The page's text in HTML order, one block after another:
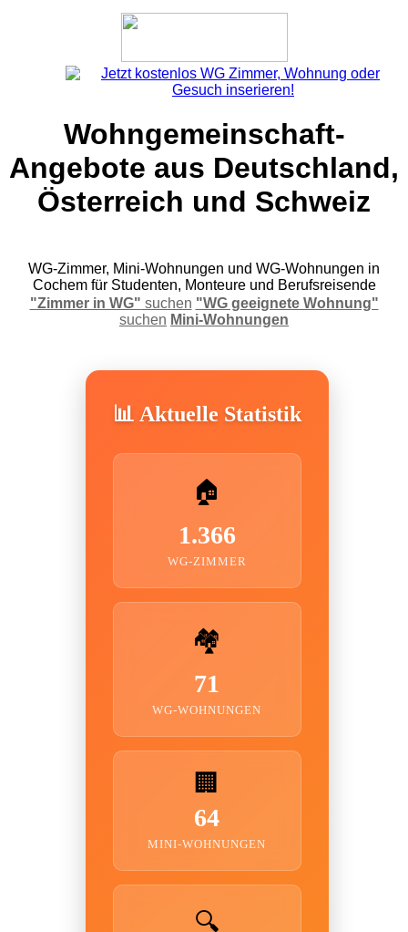
Wohngemeinschaft-
Angebote aus Deutschland,
Österreich und Schweiz
WG-Zimmer, Mini-Wohnungen und WG-Wohnungen in
Cochem für Studenten, Monteure und Berufsreisende
"Zimmer in WG" suchen "WG geeignete Wohnung"
suchen Mini-Wohnungen
📊 Aktuelle Statistik
🏠
1.366
WG-ZIMMER
🏘️
71
WG-WOHNUNGEN
🏢
64
MINI-WOHNUNGEN
🔍